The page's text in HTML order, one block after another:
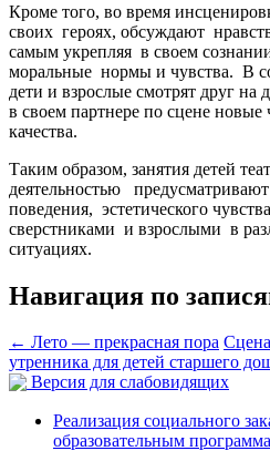
Кроме того, во время
своих героях, обсуждают
самым укрепляя в своем
моральные нормы и чувства. В
дети и взрослые смотрят друг на
в своем партнере по сцене
качества.
Таким образом, занятия детей
деятельностью
поведения, эстетического
сверстниками и взрослыми в
ситуациях.
Навигация по
← Лето — прекрасная пора
утренника для детей старшего
Версия для слабовидящих
Реализация социального
образовательным